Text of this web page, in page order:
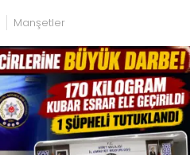
Manşetler